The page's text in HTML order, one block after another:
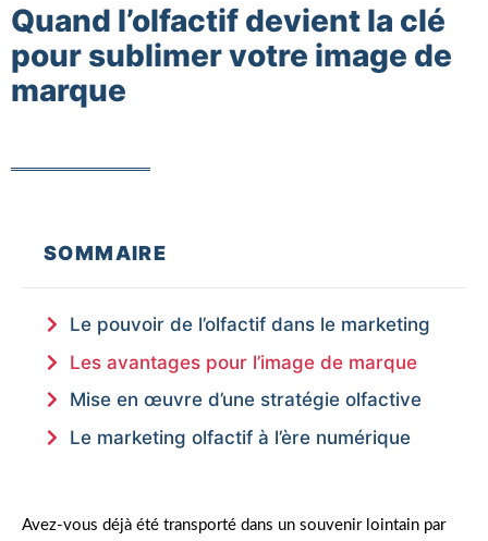
Quand l’olfactif devient la clé
pour sublimer votre image de
marque
SOMMAIRE
Le pouvoir de l’olfactif dans le marketing
Les avantages pour l’image de marque
Mise en œuvre d’une stratégie olfactive
Le marketing olfactif à l’ère numérique
Avez-vous déjà été transporté dans un souvenir lointain par